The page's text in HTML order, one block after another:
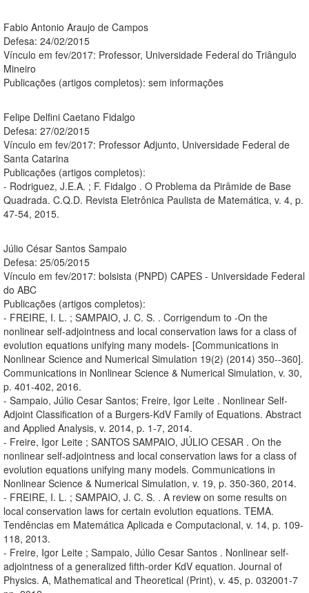
Fabio Antonio Araujo de Campos
Defesa: 24/02/2015
Vínculo em fev/2017: Professor, Universidade Federal do Triângulo
Mineiro
Publicações (artigos completos): sem informações
Felipe Delfini Caetano Fidalgo
Defesa: 27/02/2015
Vínculo em fev/2017: Professor Adjunto, Universidade Federal de
Santa Catarina
Publicações (artigos completos):
- Rodriguez, J.E.A. ; F. Fidalgo . O Problema da Pirâmide de Base
Quadrada. C.Q.D. Revista Eletrônica Paulista de Matemática, v. 4, p.
47-54, 2015.
Júlio César Santos Sampaio
Defesa: 25/05/2015
Vínculo em fev/2017: bolsista (PNPD) CAPES - Universidade Federal
do ABC
Publicações (artigos completos):
- FREIRE, I. L. ; SAMPAIO, J. C. S. . Corrigendum to -On the
nonlinear self-adjointness and local conservation laws for a class of
evolution equations unifying many models- [Communications in
Nonlinear Science and Numerical Simulation 19(2) (2014) 350--360].
Communications in Nonlinear Science & Numerical Simulation, v. 30,
p. 401-402, 2016.
- Sampaio, Júlio Cesar Santos; Freire, Igor Leite . Nonlinear Self-
Adjoint Classification of a Burgers-KdV Family of Equations. Abstract
and Applied Analysis, v. 2014, p. 1-7, 2014.
- Freire, Igor Leite ; SANTOS SAMPAIO, JÚLIO CESAR . On the
nonlinear self-adjointness and local conservation laws for a class of
evolution equations unifying many models. Communications in
Nonlinear Science & Numerical Simulation, v. 19, p. 350-360, 2014.
- FREIRE, I. L. ; SAMPAIO, J. C. S. . A review on some results on
local conservation laws for certain evolution equations. TEMA.
Tendências em Matemática Aplicada e Computacional, v. 14, p. 109-
118, 2013.
- Freire, Igor Leite ; Sampaio, Júlio Cesar Santos . Nonlinear self-
adjointness of a generalized fifth-order KdV equation. Journal of
Physics. A, Mathematical and Theoretical (Print), v. 45, p. 032001-7